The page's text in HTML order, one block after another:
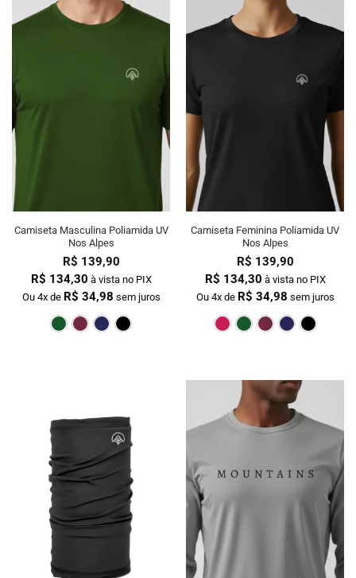
Camiseta Masculina Poliamida UV
Nos Alpes
R$ 139,90
R$ 134,30 à vista no PIX
Ou 4x de R$ 34,98 sem juros
Verde Escuro Preto
Camiseta Feminina Poliamida UV
Nos Alpes
R$ 139,90
R$ 134,30 à vista no PIX
Ou 4x de R$ 34,98 sem juros
PinkVerde